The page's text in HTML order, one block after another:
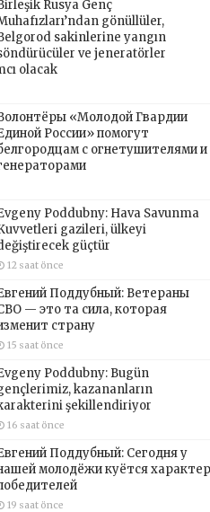
Rusya Genç
gönüllüler,
sakinlerine yangın
ve jeneratörler
olacak
«Молодой Гвардии
России» помогут
с огнетушителями и
Poddubny: Hava Savunma
gazileri, ülkeyi
güçtür
12 saat önce
Поддубный: Ветераны
— это та сила, которая
страну
15 saat önce
Poddubny: Bugün
kazananların
şekillendiriyor
16 saat önce
Поддубный: Сегодня у
молодёжи куётся характер
19 saat önce